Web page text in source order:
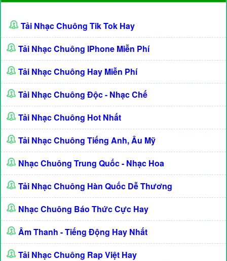
Tải Nhạc Chuông Tik Tok Hay
Tải Nhạc Chuông IPhone Miễn Phí
Tải Nhạc Chuông Hay Miễn Phí
Tải Nhạc Chuông Độc - Nhạc Chế
Tải Nhạc Chuông Hot Nhất
Tải Nhạc Chuông Tiếng Anh, Âu Mỹ
Nhạc Chuông Trung Quốc - Nhạc Hoa
Tải Nhạc Chuông Hàn Quốc Dễ Thương
Nhạc Chuông Báo Thức Cực Hay
Âm Thanh - Tiếng Động Hay Nhất
Tải Nhạc Chuông Rap Việt Hay